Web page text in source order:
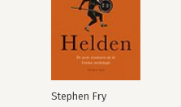
Stephen Fry